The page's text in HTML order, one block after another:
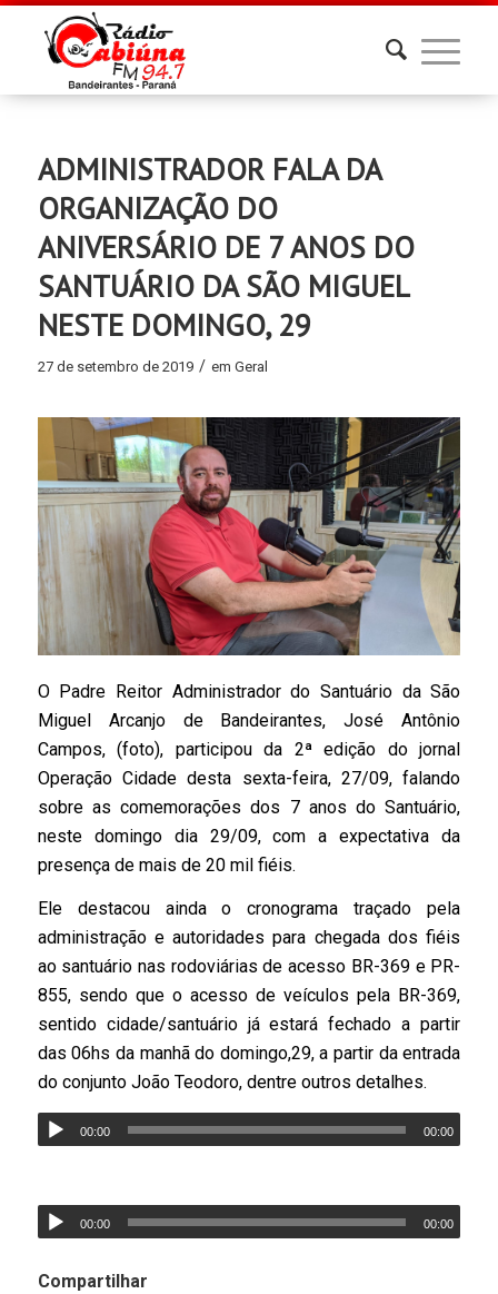
ADMINISTRADOR FALA DA
ORGANIZAÇÃO DO
ANIVERSÁRIO DE 7 ANOS DO
SANTUÁRIO DA SÃO MIGUEL
NESTE DOMINGO, 29
27 de setembro de 2019 / em Geral
O Padre Reitor Administrador do Santuário da São
Miguel Arcanjo de Bandeirantes, José Antônio
Campos, (foto), participou da 2ª edição do jornal
Operação Cidade desta sexta-feira, 27/09, falando
sobre as comemorações dos 7 anos do Santuário,
neste domingo dia 29/09, com a expectativa da
presença de mais de 20 mil fiéis.
Ele destacou ainda o cronograma traçado pela
administração e autoridades para chegada dos fiéis
ao santuário nas rodoviárias de acesso BR-369 e PR-
855, sendo que o acesso de veículos pela BR-369,
sentido cidade/santuário já estará fechado a partir
das 06hs da manhã do domingo,29, a partir da entrada
do conjunto João Teodoro, dentre outros detalhes.
00:00 00:00
00:00 00:00
Compartilhar